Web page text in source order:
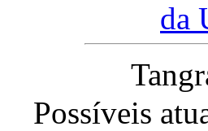
da
Possíveis